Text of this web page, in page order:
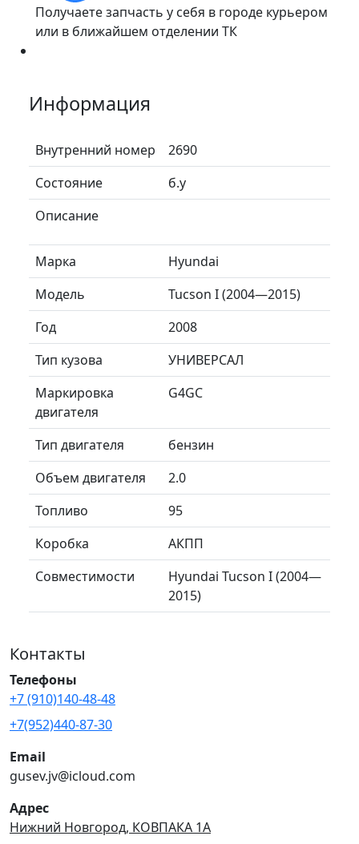
Получаете запчасть у себя в городе курьером
или в ближайшем отделении ТК
Информация
Внутренний номер
2690
Состояние
б.у
Описание
Марка
Hyundai
Модель
Tucson I (2004—2015)
Год
2008
Тип кузова
УНИВЕРСАЛ
Маркировка
двигателя
G4GC
Тип двигателя
бензин
Объем двигателя
2.0
Топливо
95
Коробка
АКПП
Совместимости
Hyundai Tucson I (2004—
2015)
Контакты
Телефоны
+7 (910)140-48-48
+7(952)440-87-30
Email
gusev.jv@icloud.com
Адрес
Нижний Новгород, КОВПАКА 1А